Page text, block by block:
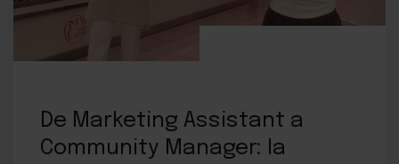
De Marketing Assistant a
Community Manager: la